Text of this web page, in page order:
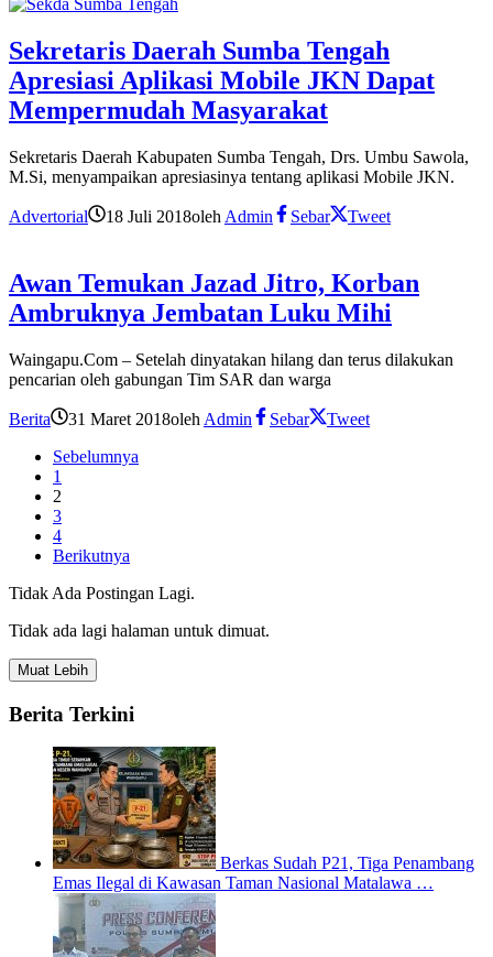
Sekretaris Daerah Sumba Tengah
Apresiasi Aplikasi Mobile JKN Dapat
Mempermudah Masyarakat
Sekretaris Daerah Kabupaten Sumba Tengah, Drs. Umbu Sawola,
M.Si, menyampaikan apresiasinya tentang aplikasi Mobile JKN.
Advertorial 18 Juli 2018oleh Admin Sebar Tweet
Awan Temukan Jazad Jitro, Korban
Ambruknya Jembatan Luku Mihi
Waingapu.Com – Setelah dinyatakan hilang dan terus dilakukan
pencarian oleh gabungan Tim SAR dan warga
Berita 31 Maret 2018oleh Admin Sebar
Tweet
Sebelumnya
1
2
3
4
Berikutnya
Tidak Ada Postingan Lagi.
Tidak ada lagi halaman untuk dimuat.
Muat Lebih
Berita Terkini
Berkas Sudah P21, Tiga Penambang
Emas Ilegal di Kawasan Taman Nasional Matalawa …